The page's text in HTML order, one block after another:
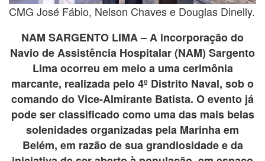
CMG José Fábio, Nelson Chaves e Douglas Dinelly.
NAM SARGENTO LIMA – A incorporação do
Navio de Assistência Hospitalar (NAM) Sargento
Lima ocorreu em meio a uma cerimônia
marcante, realizada pelo 4º Distrito Naval, sob o
comando do Vice-Almirante Batista. O evento já
pode ser classificado como uma das mais belas
solenidades organizadas pela Marinha em
Belém, em razão de sua grandiosidade e da